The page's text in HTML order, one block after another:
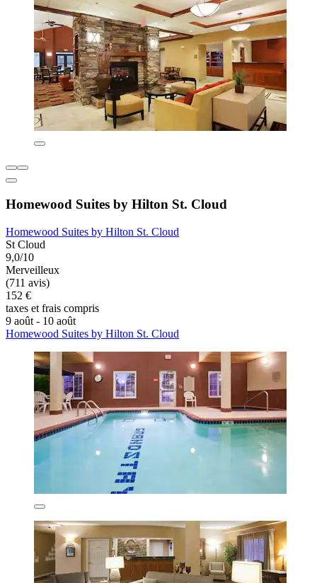
Homewood Suites by Hilton St. Cloud
Homewood Suites by Hilton St. Cloud
St Cloud
9,0/10
Merveilleux
(711 avis)
152 €
taxes et frais compris
9 août - 10 août
Homewood Suites by Hilton St. Cloud